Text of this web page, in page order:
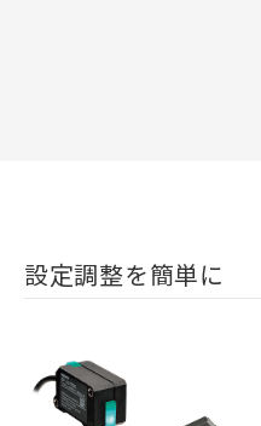
設定調整を簡単に